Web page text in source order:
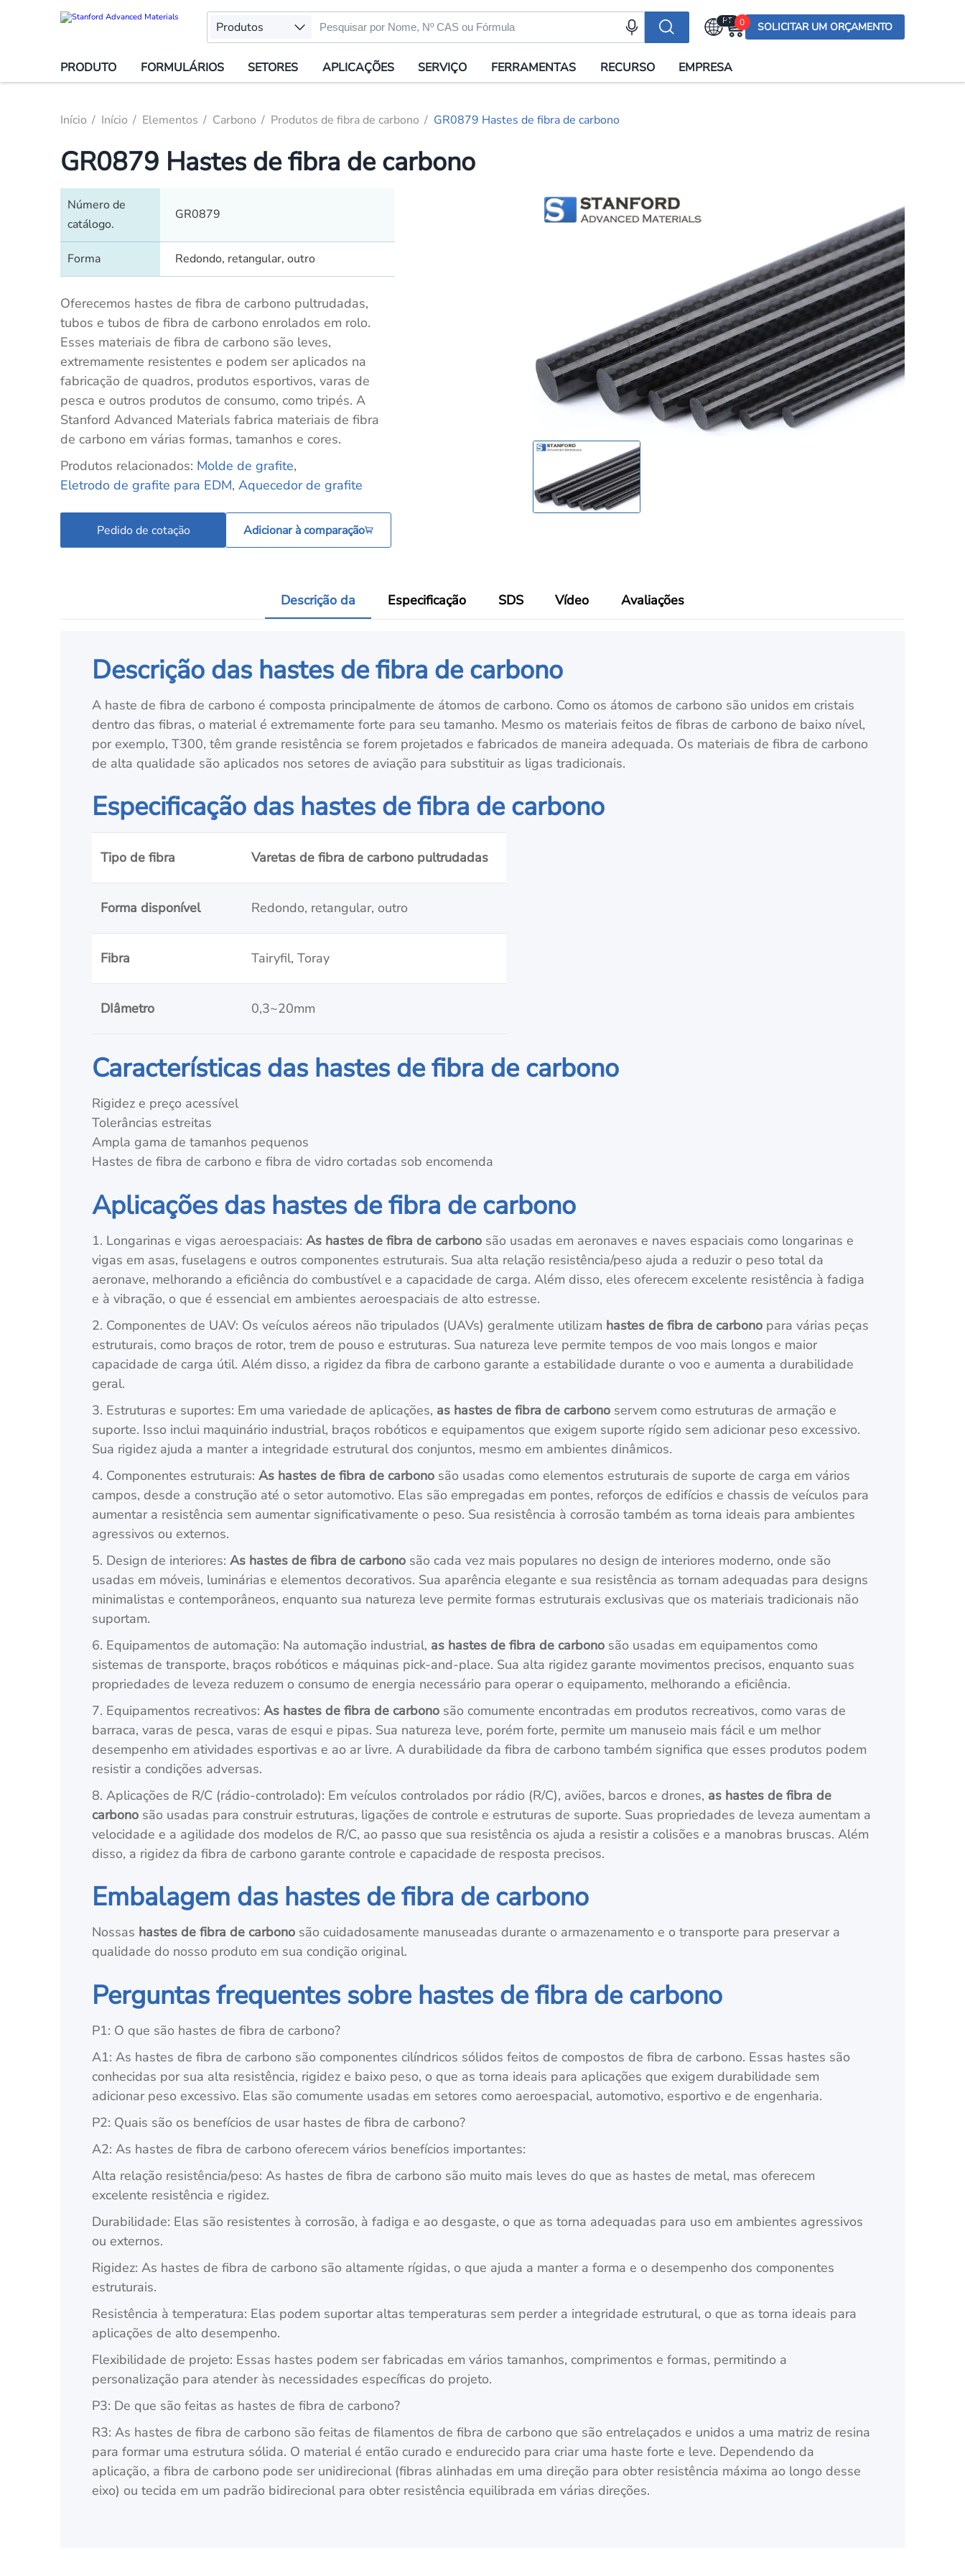
Produtos PT
English (US)
日本語
Português
العربية
Nederland
Polska
Sverige
भारत
0 SOLICITAR UM ORÇAMENTO
PRODUTO FORMULÁRIOS SETORES APLICAÇÕES SERVIÇO FERRAMENTAS RECURSO EMPRESA
Início Início Elementos Carbono Produtos de fibra de carbono GR0879 Hastes de fibra de carbono
GR0879 Hastes de fibra de carbono
Número de
catálogo.
GR0879
Forma Redondo, retangular, outro
Oferecemos hastes de fibra de carbono pultrudadas,
tubos e tubos de fibra de carbono enrolados em rolo.
Esses materiais de fibra de carbono são leves,
extremamente resistentes e podem ser aplicados na
fabricação de quadros, produtos esportivos, varas de
pesca e outros produtos de consumo, como tripés. A
Stanford Advanced Materials fabrica materiais de fibra
de carbono em várias formas, tamanhos e cores.
Produtos relacionados: Molde de grafite,
Eletrodo de grafite para EDM, Aquecedor de grafite
Pedido de cotação Adicionar à comparação
Descrição da Especificação SDS Vídeo Avaliações
Descrição das hastes de fibra de carbono
A haste de fibra de carbono é composta principalmente de átomos de carbono. Como os átomos de carbono são unidos em cristais
dentro das fibras, o material é extremamente forte para seu tamanho. Mesmo os materiais feitos de fibras de carbono de baixo nível,
por exemplo, T300, têm grande resistência se forem projetados e fabricados de maneira adequada. Os materiais de fibra de carbono
de alta qualidade são aplicados nos setores de aviação para substituir as ligas tradicionais.
Especificação das hastes de fibra de carbono
Tipo de fibra Varetas de fibra de carbono pultrudadas
Forma disponível Redondo, retangular, outro
Fibra Tairyfil, Toray
DIâmetro 0,3~20mm
Características das hastes de fibra de carbono
Rigidez e preço acessível
Tolerâncias estreitas
Ampla gama de tamanhos pequenos
Hastes de fibra de carbono e fibra de vidro cortadas sob encomenda
Aplicações das hastes de fibra de carbono
1. Longarinas e vigas aeroespaciais:As hastes de fibra de carbono são usadas em aeronaves e naves espaciais como longarinas e
vigas em asas, fuselagens e outros componentes estruturais. Sua alta relação resistência/peso ajuda a reduzir o peso total da
aeronave, melhorando a eficiência do combustível e a capacidade de carga. Além disso, eles oferecem excelente resistência à fadiga
e à vibração, o que é essencial em ambientes aeroespaciais de alto estresse.
2. Componentes de UAV: Os veículos aéreos não tripulados (UAVs) geralmente utilizam hastes de fibra de carbono para várias peças
estruturais, como braços de rotor, trem de pouso e estruturas. Sua natureza leve permite tempos de voo mais longos e maior
capacidade de carga útil. Além disso, a rigidez da fibra de carbono garante a estabilidade durante o voo e aumenta a durabilidade
geral.
3. Estruturas e suportes: Em uma variedade de aplicações, as hastes de fibra de carbono servem como estruturas de armação e
suporte. Isso inclui maquinário industrial, braços robóticos e equipamentos que exigem suporte rígido sem adicionar peso excessivo.
Sua rigidez ajuda a manter a integridade estrutural dos conjuntos, mesmo em ambientes dinâmicos.
4. Componentes estruturais:As hastes de fibra de carbono são usadas como elementos estruturais de suporte de carga em vários
campos, desde a construção até o setor automotivo. Elas são empregadas em pontes, reforços de edifícios e chassis de veículos para
aumentar a resistência sem aumentar significativamente o peso. Sua resistência à corrosão também as torna ideais para ambientes
agressivos ou externos.
5. Design de interiores:As hastes de fibra de carbono são cada vez mais populares no design de interiores moderno, onde são
usadas em móveis, luminárias e elementos decorativos. Sua aparência elegante e sua resistência as tornam adequadas para designs
minimalistas e contemporâneos, enquanto sua natureza leve permite formas estruturais exclusivas que os materiais tradicionais não
suportam.
6. Equipamentos de automação: Na automação industrial, as hastes de fibra de carbono são usadas em equipamentos como
sistemas de transporte, braços robóticos e máquinas pick-and-place. Sua alta rigidez garante movimentos precisos, enquanto suas
propriedades de leveza reduzem o consumo de energia necessário para operar o equipamento, melhorando a eficiência.
7. Equipamentos recreativos:As hastes de fibra de carbono são comumente encontradas em produtos recreativos, como varas de
barraca, varas de pesca, varas de esqui e pipas. Sua natureza leve, porém forte, permite um manuseio mais fácil e um melhor
desempenho em atividades esportivas e ao ar livre. A durabilidade da fibra de carbono também significa que esses produtos podem
resistir a condições adversas.
8. Aplicações de R/C (rádio-controlado): Em veículos controlados por rádio (R/C), aviões, barcos e drones, as hastes de fibra de
carbono são usadas para construir estruturas, ligações de controle e estruturas de suporte. Suas propriedades de leveza aumentam a
velocidade e a agilidade dos modelos de R/C, ao passo que sua resistência os ajuda a resistir a colisões e a manobras bruscas. Além
disso, a rigidez da fibra de carbono garante controle e capacidade de resposta precisos.
Embalagem das hastes de fibra de carbono
Nossas hastes de fibra de carbono são cuidadosamente manuseadas durante o armazenamento e o transporte para preservar a
qualidade do nosso produto em sua condição original.
Perguntas frequentes sobre hastes de fibra de carbono
P1: O que são hastes de fibra de carbono?
A1: As hastes de fibra de carbono são componentes cilíndricos sólidos feitos de compostos de fibra de carbono. Essas hastes são
conhecidas por sua alta resistência, rigidez e baixo peso, o que as torna ideais para aplicações que exigem durabilidade sem
adicionar peso excessivo. Elas são comumente usadas em setores como aeroespacial, automotivo, esportivo e de engenharia.
P2: Quais são os benefícios de usar hastes de fibra de carbono?
A2: As hastes de fibra de carbono oferecem vários benefícios importantes:
Alta relação resistência/peso: As hastes de fibra de carbono são muito mais leves do que as hastes de metal, mas oferecem
excelente resistência e rigidez.
Durabilidade: Elas são resistentes à corrosão, à fadiga e ao desgaste, o que as torna adequadas para uso em ambientes agressivos
ou externos.
Rigidez: As hastes de fibra de carbono são altamente rígidas, o que ajuda a manter a forma e o desempenho dos componentes
estruturais.
Resistência à temperatura: Elas podem suportar altas temperaturas sem perder a integridade estrutural, o que as torna ideais para
aplicações de alto desempenho.
Flexibilidade de projeto: Essas hastes podem ser fabricadas em vários tamanhos, comprimentos e formas, permitindo a
personalização para atender às necessidades específicas do projeto.
P3: De que são feitas as hastes de fibra de carbono?
R3: As hastes de fibra de carbono são feitas de filamentos de fibra de carbono que são entrelaçados e unidos a uma matriz de resina
para formar uma estrutura sólida. O material é então curado e endurecido para criar uma haste forte e leve. Dependendo da
aplicação, a fibra de carbono pode ser unidirecional (fibras alinhadas em uma direção para obter resistência máxima ao longo desse
eixo) ou tecida em um padrão bidirecional para obter resistência equilibrada em várias direções.